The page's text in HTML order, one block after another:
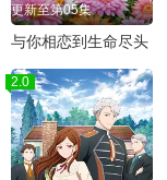
更新至第05集
与你相恋到生命尽头
2.0